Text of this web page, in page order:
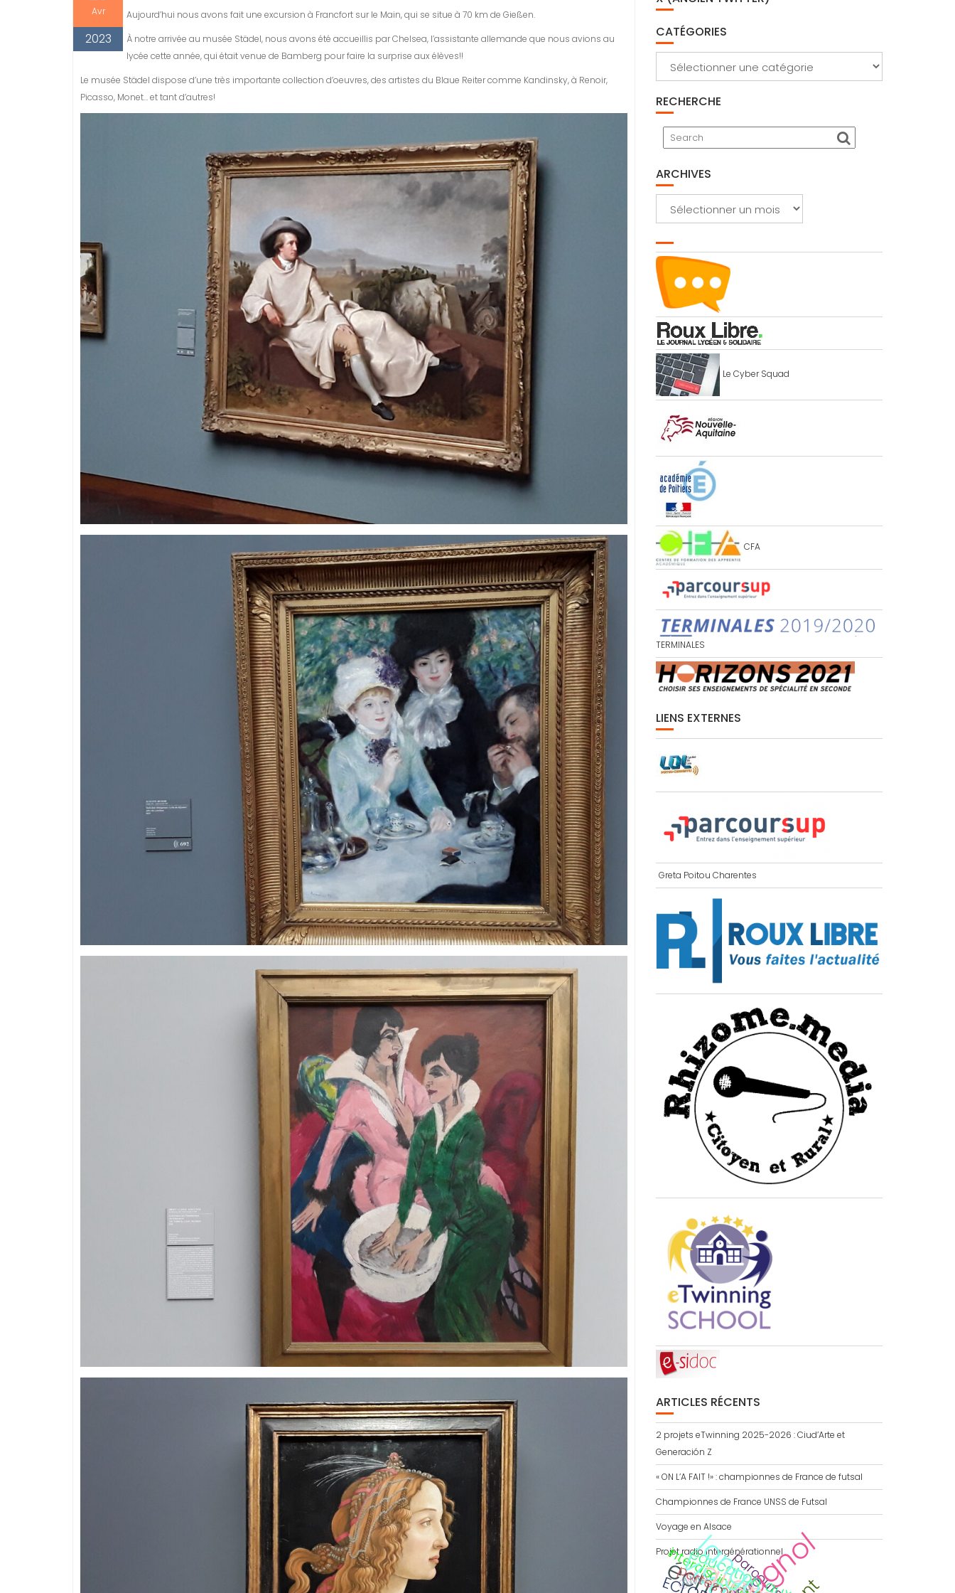
Avr
2023
Aujourd’hui nous avons fait une excursion à Francfort sur le Main, qui se situe à 70 km de Gießen.
À notre arrivée au musée Städel, nous avons été accueillis par Chelsea, l’assistante allemande que nous avions au
lycée cette année, qui était venue de Bamberg pour faire la surprise aux élèves!!
Le musée Städel dispose d’une très importante collection d’oeuvres, des artistes du Blaue Reiter comme Kandinsky, à Renoir,
Picasso, Monet… et tant d’autres!
CATÉGORIES
RECHERCHE
ARCHIVES
Le Cyber Squad
CFA
TERMINALES
LIENS EXTERNES
Greta Poitou Charentes
ARTICLES RÉCENTS
2 projets eTwinning 2025-2026 : Ciud’Arte et
Generación Z
« ON L’A FAIT !» : championnes de France de futsal
Championnes de France UNSS de Futsal
Voyage en Alsace
Projet radio intergénérationnel
CDI
interdisciplinaire
AMAC